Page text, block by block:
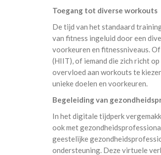
Toegang tot diverse workouts
De tijd van het standaard
van fitness ingeluid door een
voorkeuren en fitnessniveaus.
(HIIT), of iemand die zich richt
overvloed aan workouts te
unieke doelen en voorkeuren.
Begeleiding van
In het digitale tijdperk
ook met
geestelijke
ondersteuning. Deze virtuele